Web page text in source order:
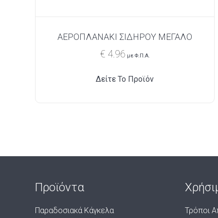
ΑΕΡΟΠΛΑΝΑΚΙ ΣΙΔΗΡΟΥ ΜΕΓΑΛΟ
€4.96 με Φ.Π.Α.
Δείτε Το Προϊόν
Προϊόντα
Παραδοσιακά Κάγκελα Τρόποι